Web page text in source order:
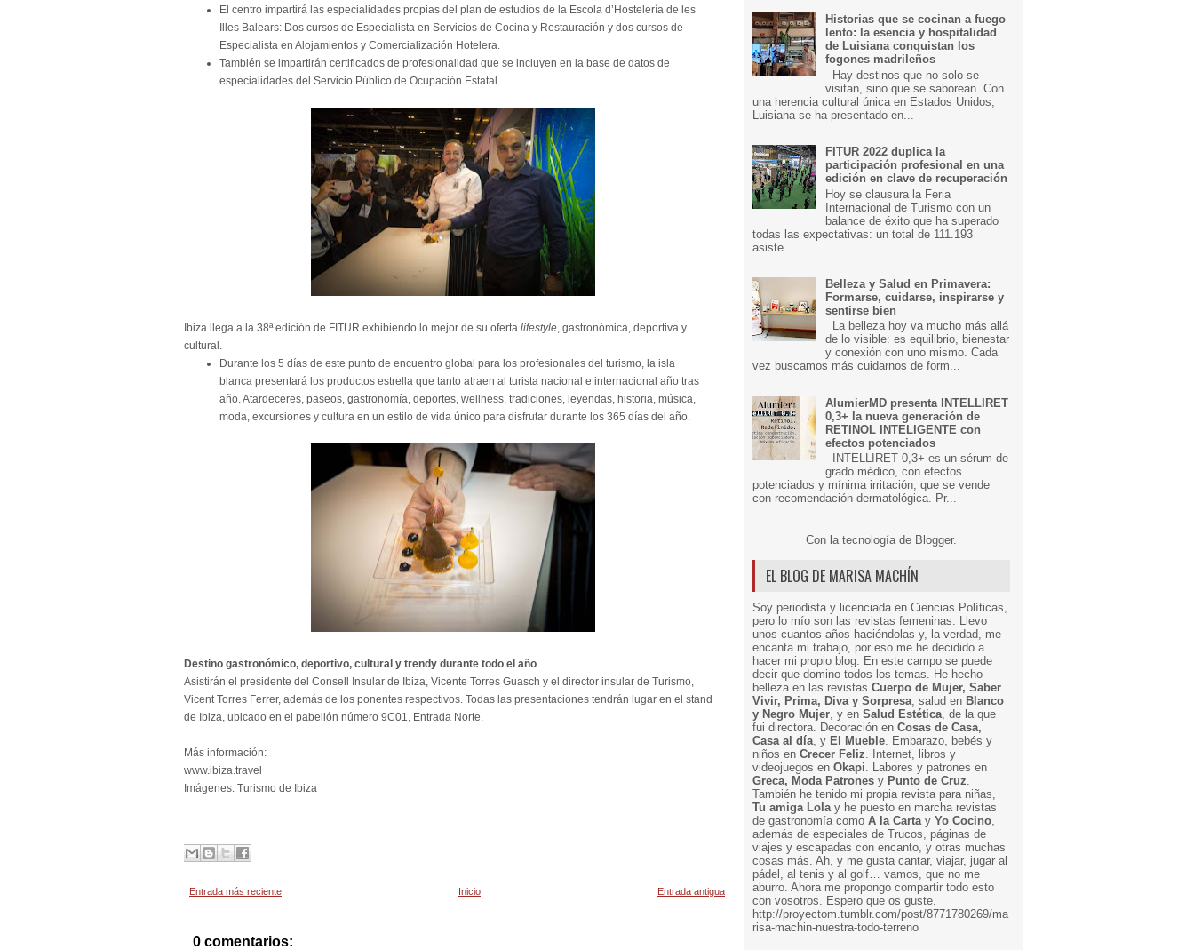
El centro impartirá las especialidades propias del plan de estudios de la Escola d’Hostelería de les
Illes Balears: Dos cursos de Especialista en Servicios de Cocina y Restauración y dos cursos de
Especialista en Alojamientos y Comercialización Hotelera.
También se impartirán certificados de profesionalidad que se incluyen en la base de datos de
especialidades del Servicio Público de Ocupación Estatal.
Ibiza llega a la 38ª edición de FITUR exhibiendo lo mejor de su oferta lifestyle, gastronómica, deportiva y
cultural.
Durante los 5 días de este punto de encuentro global para los profesionales del turismo, la isla
blanca presentará los productos estrella que tanto atraen al turista nacional e internacional año tras
año. Atardeceres, paseos, gastronomía, deportes, wellness, tradiciones, leyendas, historia, música,
moda, excursiones y cultura en un estilo de vida único para disfrutar durante los 365 días del año.
Destino gastronómico, deportivo, cultural y trendy durante todo el año
Asistirán el presidente del Consell Insular de Ibiza, Vicente Torres Guasch y el director insular de Turismo,
Vicent Torres Ferrer, además de los ponentes respectivos. Todas las presentaciones tendrán lugar en el stand
de Ibiza, ubicado en el pabellón número 9C01, Entrada Norte.
Más información:
www.ibiza.travel
Imágenes: Turismo de Ibiza
Entrada más reciente Entrada antigua
Inicio
0 comentarios:
Historias que se cocinan a fuego
lento: la esencia y hospitalidad
de Luisiana conquistan los
fogones madrileños
Hay destinos que no solo se
visitan, sino que se saborean. Con
una herencia cultural única en Estados Unidos,
Luisiana se ha presentado en...
FITUR 2022 duplica la
participación profesional en una
edición en clave de recuperación
Hoy se clausura la Feria
Internacional de Turismo con un
balance de éxito que ha superado
todas las expectativas: un total de 111.193
asiste...
Belleza y Salud en Primavera:
Formarse, cuidarse, inspirarse y
sentirse bien
La belleza hoy va mucho más allá
de lo visible: es equilibrio, bienestar
y conexión con uno mismo. Cada
vez buscamos más cuidarnos de form...
AlumierMD presenta INTELLIRET
0,3+ la nueva generación de
RETINOL INTELIGENTE con
efectos potenciados
INTELLIRET 0,3+ es un sérum de
grado médico, con efectos
potenciados y mínima irritación, que se vende
con recomendación dermatológica. Pr...
Con la tecnología de Blogger.
EL BLOG DE MARISA MACHÍN
Soy periodista y licenciada en Ciencias Políticas,
pero lo mío son las revistas femeninas. Llevo
unos cuantos años haciéndolas y, la verdad, me
encanta mi trabajo, por eso me he decidido a
hacer mi propio blog. En este campo se puede
decir que domino todos los temas. He hecho
belleza en las revistas Cuerpo de Mujer, Saber
Vivir, Prima, Diva y Sorpresa; salud en Blanco
y Negro Mujer, y en Salud Estética, de la que
fui directora. Decoración en Cosas de Casa,
Casa al día, y El Mueble. Embarazo, bebés y
niños en Crecer Feliz. Internet, libros y
videojuegos en Okapi. Labores y patrones en
Greca, Moda Patrones y Punto de Cruz.
También he tenido mi propia revista para niñas,
Tu amiga Lolay he puesto en marcha revistas
de gastronomía como A la Cartay Yo Cocino,
además de especiales de Trucos, páginas de
viajes y escapadas con encanto, y otras muchas
cosas más. Ah, y me gusta cantar, viajar, jugar al
pádel, al tenis y al golf… vamos, que no me
aburro. Ahora me propongo compartir todo esto
con vosotros. Espero que os guste.
http://proyectom.tumblr.com/post/8771780269/ma
risa-machin-nuestra-todo-terreno